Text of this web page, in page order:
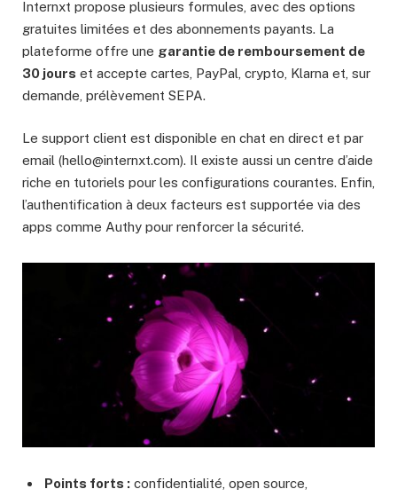
Internxt propose plusieurs formules, avec des options
gratuites limitées et des abonnements payants. La
plateforme offre une garantie de remboursement de
30 jours et accepte cartes, PayPal, crypto, Klarna et, sur
demande, prélèvement SEPA.
Le support client est disponible en chat en direct et par
email (hello@internxt.com). Il existe aussi un centre d’aide
riche en tutoriels pour les configurations courantes. Enfin,
l’authentification à deux facteurs est supportée via des
apps comme Authy pour renforcer la sécurité.
Points forts : confidentialité, open source,